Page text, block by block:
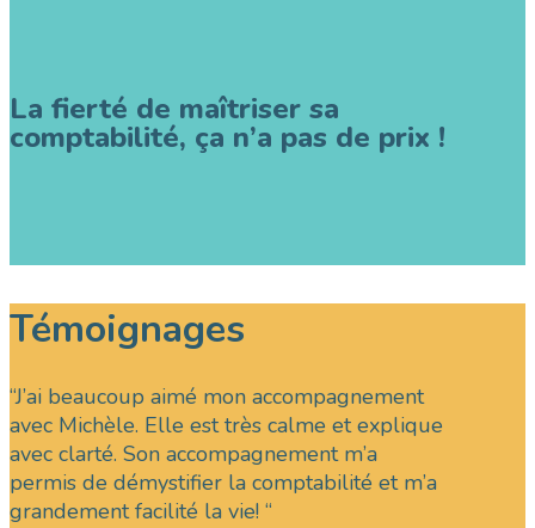
La fierté de maîtriser sa
comptabilité, ça n’a pas de prix !
Témoignages
“J’ai beaucoup aimé mon accompagnement
avec Michèle. Elle est très calme et explique
avec clarté. Son accompagnement m’a
permis de démystifier la comptabilité et m’a
grandement facilité la vie! “